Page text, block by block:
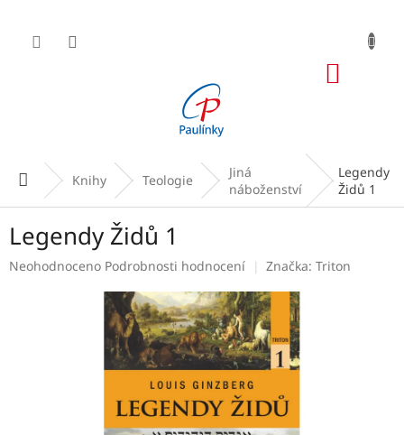
obsah
Domů Knihy Teologie
Jiná
náboženství
Legendy
Židů 1
Legendy Židů 1
Průměrné
Neohodnoceno Podrobnosti hodnocení Značka: Triton